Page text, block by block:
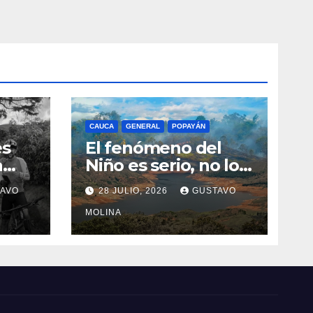
el
CAUCA GENERAL POPAYÁN
El fenómeno del
Niño es serio, no lo
tome a juego
28 JULIO, 2026 GUSTAVO
MOLINA